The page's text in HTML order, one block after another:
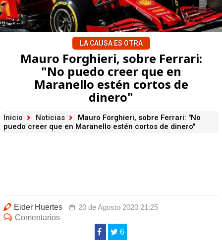
LA CAUSA ES OTRA
Mauro Forghieri, sobre Ferrari:
"No puedo creer que en
Maranello estén cortos de
dinero"
Inicio Noticias
Mauro Forghieri, sobre Ferrari: "No
puedo creer que en Maranello estén cortos de dinero"
Eider Huertes
20 de Agosto 2020 21:25
Comentarios
6